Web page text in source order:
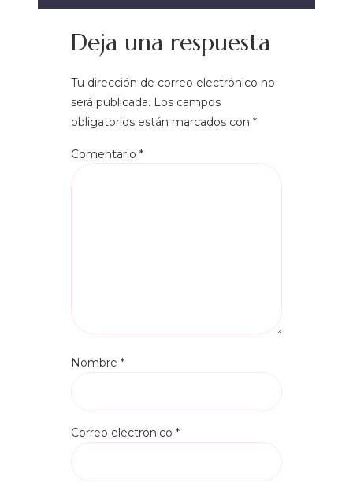
Deja una respuesta
Tu dirección de correo electrónico no
será publicada. Los campos
obligatorios están marcados con *
Comentario *
Nombre *
Correo electrónico *